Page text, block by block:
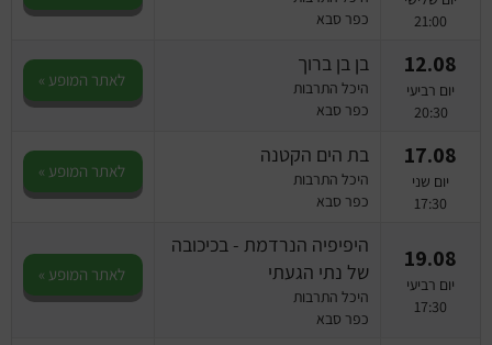
21:00
כפר סבא
12.08
יום רביעי
20:30
בן בן ברוך
היכל התרבות
כפר סבא
לאתר המופע »
17.08
יום שני
17:30
בת הים הקטנה
היכל התרבות
כפר סבא
לאתר המופע »
19.08
יום רביעי
17:30
היפיפיה הנרדמת - בכיכובה
של נתי הגעתי
היכל התרבות
כפר סבא
לאתר המופע »